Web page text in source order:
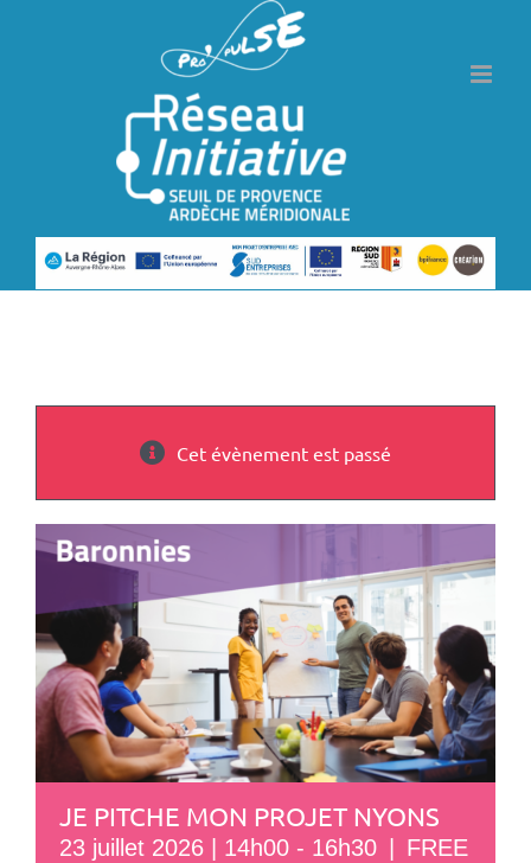
Cet évènement est passé
JE PITCHE MON PROJET NYONS
23 juillet 2026 | 14h00 - 16h30 FREE